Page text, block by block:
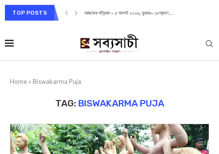
TOP POSTS আজকের পত্রিকা – ৫ আগস্ট ২০২৬, বুধবার– ১৯শ্রাবণ...
Home » Biswakarma Puja
TAG: BISWAKARMA PUJA